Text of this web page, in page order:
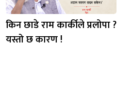
किन छाडे राम कार्कीले प्रलोपा ?
यस्तो छ कारण !